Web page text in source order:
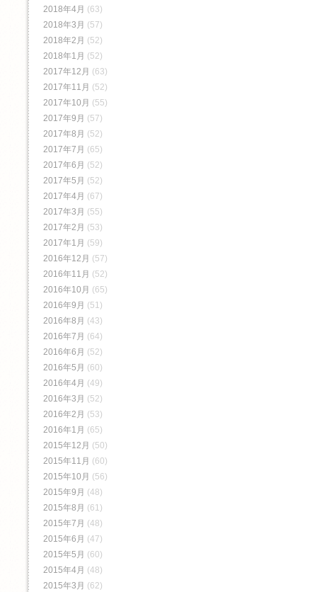
2018年4月 (63)
2018年3月 (57)
2018年2月 (52)
2018年1月 (52)
2017年12月 (63)
2017年11月 (52)
2017年10月 (55)
2017年9月 (57)
2017年8月 (52)
2017年7月 (65)
2017年6月 (52)
2017年5月 (52)
2017年4月 (67)
2017年3月 (55)
2017年2月 (53)
2017年1月 (59)
2016年12月 (57)
2016年11月 (52)
2016年10月 (65)
2016年9月 (51)
2016年8月 (43)
2016年7月 (64)
2016年6月 (52)
2016年5月 (60)
2016年4月 (49)
2016年3月 (52)
2016年2月 (53)
2016年1月 (65)
2015年12月 (50)
2015年11月 (60)
2015年10月 (56)
2015年9月 (48)
2015年8月 (61)
2015年7月 (48)
2015年6月 (47)
2015年5月 (60)
2015年4月 (48)
2015年3月 (62)